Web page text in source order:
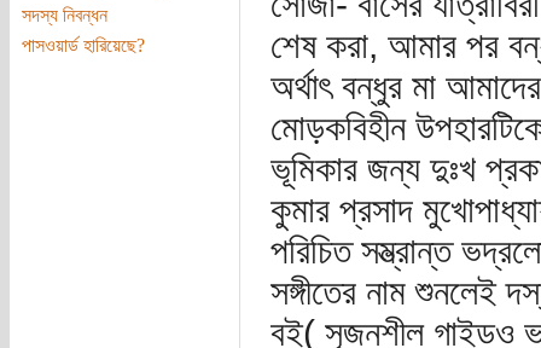
সদস্য নিবন্ধন
পাসওয়ার্ড হারিয়েছে?
শেষ করা, আমার পর
অর্থাৎ বন্ধুর মা
মোড়কবিহীন
ভূমিকার জন্য দুঃখ
কুমার প্রসাদ
পরিচিত সম্ভ্রান্ত
সঙ্গীতের নাম শুনলেই
বই( সৃজনশীল গাইডও